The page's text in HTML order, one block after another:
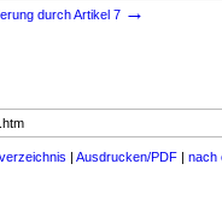
durch Artikel 7 →
| Ausdrucken/PDF | nach